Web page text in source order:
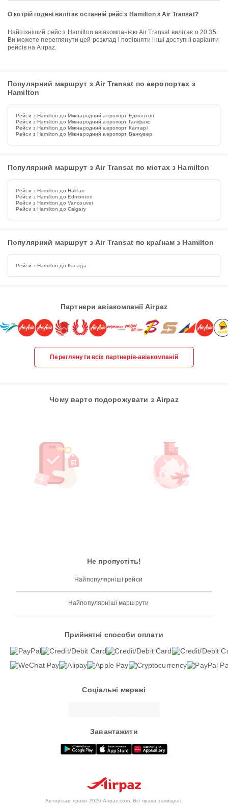
О котрій годині вилітає останній рейс з Hamilton з Air Transat?
Найпізніший рейс з Hamilton авіакомпанією Air Transat вилітає о 20:35.
Ви можете переглянути цей розклад і порівняти інші доступні варіанти
рейсів на Airpaz.
Популярний маршрут з Air Transat по аеропортах з
Hamilton
Рейси з Hamilton до Міжнародний аеропорт Едмонтон
Рейси з Hamilton до Міжнародний аеропорт Галіфакс
Рейси з Hamilton до Міжнародний аеропорт Калгарі
Рейси з Hamilton до Міжнародний аеропорт Ванкувер
Популярний маршрут з Air Transat по містах з Hamilton
Рейси з Hamilton до Halifax
Рейси з Hamilton до Edmonton
Рейси з Hamilton до Vancouver
Рейси з Hamilton до Calgary
Популярний маршрут з Air Transat по країнам з Hamilton
Рейси з Hamilton до Канада
Партнери авіакомпанії Airpaz
Переглянути всіх партнерів-авіакомпаній
Чому варто подорожувати з Airpaz
Не пропустіть!
Найпопулярніші рейси
Найпопулярніші маршрути
Прийнятні способи оплати
Соціальні мережі
Завантажити
Авторське право 2026 Airpaz.com. Всі права захищені.